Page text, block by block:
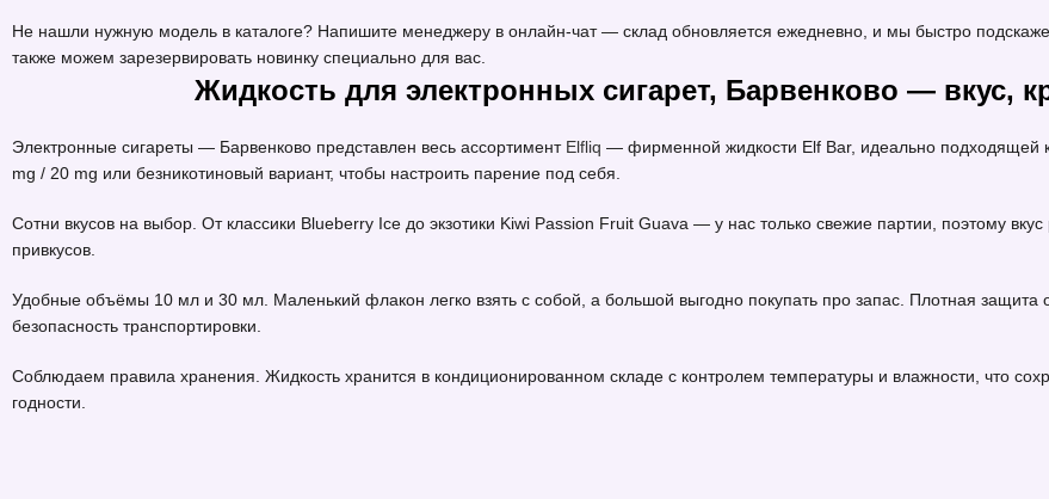
Не нашли нужную модель в каталоге? Напишите менеджеру в онлайн-чат — склад обновляется ежедневно, и мы быстро
также можем зарезервировать новинку специально для вас.
Жидкость для электронных сигарет, Барвенково — вкус,
Электронные сигареты — Барвенково представлен весь ассортимент Elfliq — фирменной жидкости Elf Bar, идеально подходящей
mg / 20 mg или безникотиновый вариант, чтобы настроить парение под себя.
Сотни вкусов на выбор. От классики Blueberry Ice до экзотики Kiwi Passion Fruit Guava — у нас только свежие партии, поэтому
привкусов.
Удобные объёмы 10 мл и 30 мл. Маленький флакон легко взять с собой, а большой выгодно покупать про запас. Плотная защита
безопасность транспортировки.
Соблюдаем правила хранения. Жидкость хранится в кондиционированном складе с контролем температуры и влажности, что
годности.